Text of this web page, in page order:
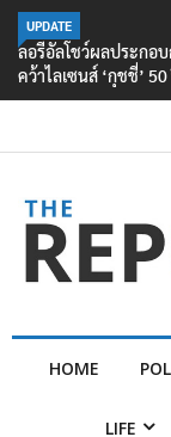
UPDATE
ลอรีอัลโชว์ผลประกอ
คว้าไลเซนส์ ‘กุชชี่’
HOME
LIFE